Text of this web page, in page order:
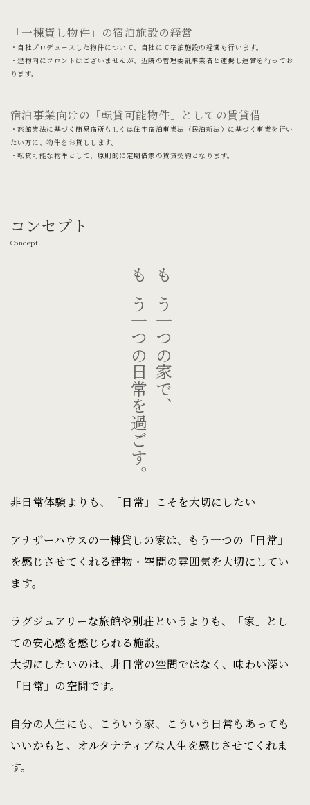
「一棟貸し物件」の宿泊施設の経営
・自社プロデュースした物件について、自社にて宿泊施設の経営も行います。
・建物内にフロントはございませんが、近隣の管理委託事業者と連携し運営を行ってお
ります。
宿泊事業向けの「転貸可能物件」としての賃貸借
・旅館業法に基づく簡易宿所もしくは住宅宿泊事業法（民泊新法）に基づく事業を行い
たい方に、物件をお貸しします。
・転貸可能な物件として、原則的に定期借家の賃貸契約となります。
コンセプト
Concept
もう一つの家で、
もう一つの日常を過ごす。
非日常体験よりも、「日常」こそを大切にしたい
アナザーハウスの一棟貸しの家は、もう一つの「日常」
を感じさせてくれる建物・空間の雰囲気を大切にしてい
ます。
ラグジュアリーな旅館や別荘というよりも、「家」とし
ての安心感を感じられる施設。
大切にしたいのは、非日常の空間ではなく、味わい深い
「日常」の空間です。
自分の人生にも、こういう家、こういう日常もあっても
いいかもと、オルタナティブな人生を感じさせてくれま
す。